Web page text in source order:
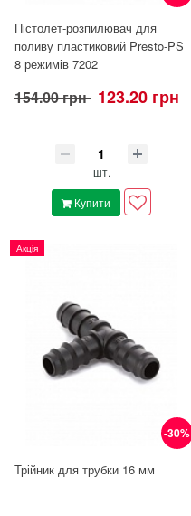
Пістолет-розпилювач для
поливу пластиковий Presto-PS
8 режимів 7202
154.00 грн 123.20 грн
шт.
Купити
-30%
Акція
Трійник для трубки 16 мм